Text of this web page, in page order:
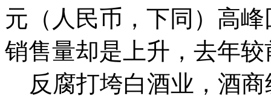
元（人民币，下同）高
销售量却是上升，去年
反腐打垮白酒业，酒商